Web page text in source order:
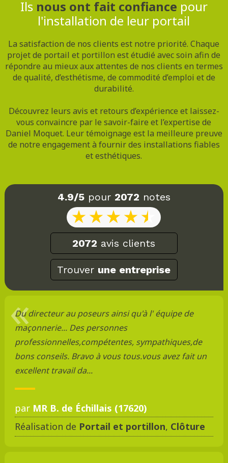
Ils nous ont fait confiance pour
l'installation de leur portail
La satisfaction de nos clients est notre priorité. Chaque
projet de portail et portillon est étudié avec soin afin de
répondre au mieux aux attentes de nos clients en termes
de qualité, d’esthétisme, de commodité d’emploi et de
durabilité.
Découvrez leurs avis et retours d’expérience et laissez-
vous convaincre par le savoir-faire et l’expertise de
Daniel Moquet. Leur témoignage est la meilleure preuve
de notre engagement à fournir des installations fiables
et esthétiques.
4.9/5pour 2072 notes
2072 avis clients
Trouver une entreprise
Du directeur au poseurs ainsi qu'à l' équipe de
maçonnerie... Des personnes
professionnelles,compétentes, sympathiques,de
bons conseils. Bravo à vous tous.vous avez fait un
excellent travail da...
par MR B. de Échillais (17620)
Réalisation de Portail et portillon, Clôture